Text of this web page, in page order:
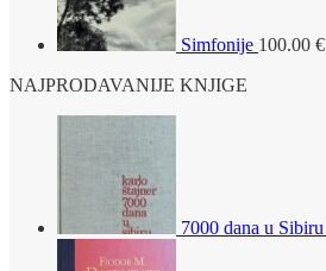
Simfonije 100.00 €
NAJPRODAVANIJE KNJIGE
7000 dana u Sibiru